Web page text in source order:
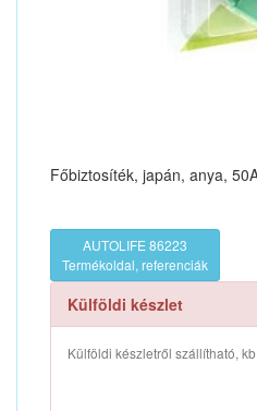
Főbiztosíték, japán, anya,
AUTOLIFE 86223
Termékoldal, referenciák
Külföldi készlet
Külföldi készletről szállítható,